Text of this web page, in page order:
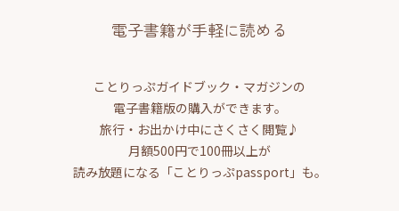
電子書籍が手軽に読める
ことりっぷガイドブック・マガジンの
電子書籍版の購入ができます。
旅行・お出かけ中にさくさく閲覧♪
月額500円で100冊以上が
読み放題になる「ことりっぷpassport」も。